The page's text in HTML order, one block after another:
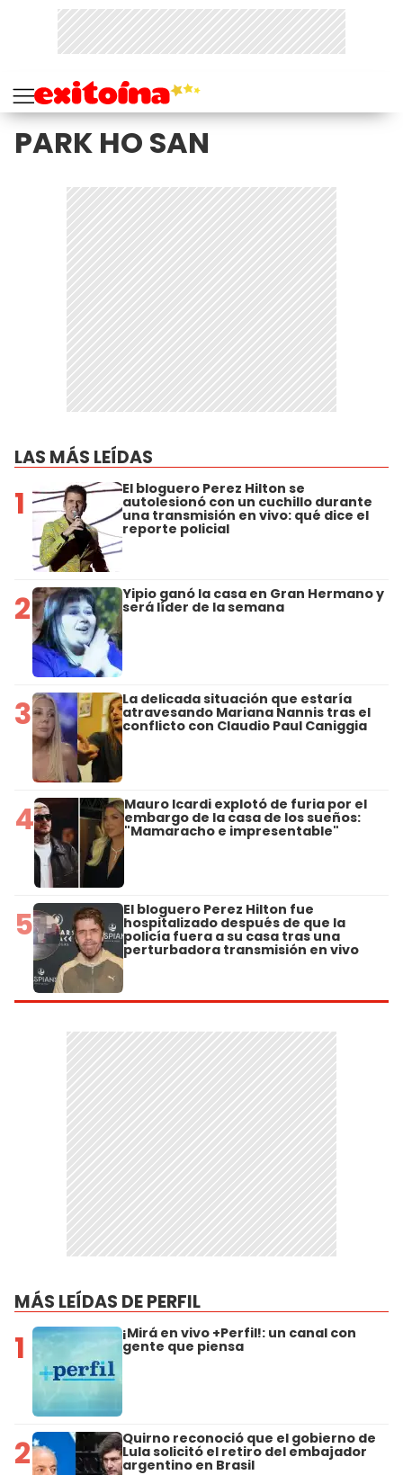
PARK HO SAN
LAS MÁS LEÍDAS
1 El bloguero Perez Hilton se
autolesionó con un cuchillo durante
una transmisión en vivo: qué dice el
reporte policial
2 Yipio ganó la casa en Gran Hermano y
será líder de la semana
3 La delicada situación que estaría
atravesando Mariana Nannis tras el
conflicto con Claudio Paul Caniggia
4 Mauro Icardi explotó de furia por el
embargo de la casa de los sueños:
"Mamaracho e impresentable"
5 El bloguero Perez Hilton fue
hospitalizado después de que la
policía fuera a su casa tras una
perturbadora transmisión en vivo
MÁS LEÍDAS DE PERFIL
1 ¡Mirá en vivo +Perfil!: un canal con
gente que piensa
2 Quirno reconoció que el gobierno de
Lula solicitó el retiro del embajador
argentino en Brasil